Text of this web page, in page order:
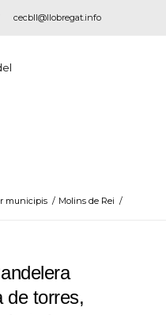
cecbll@llobregat.info
municipis / Molins de Rei /
de torres,